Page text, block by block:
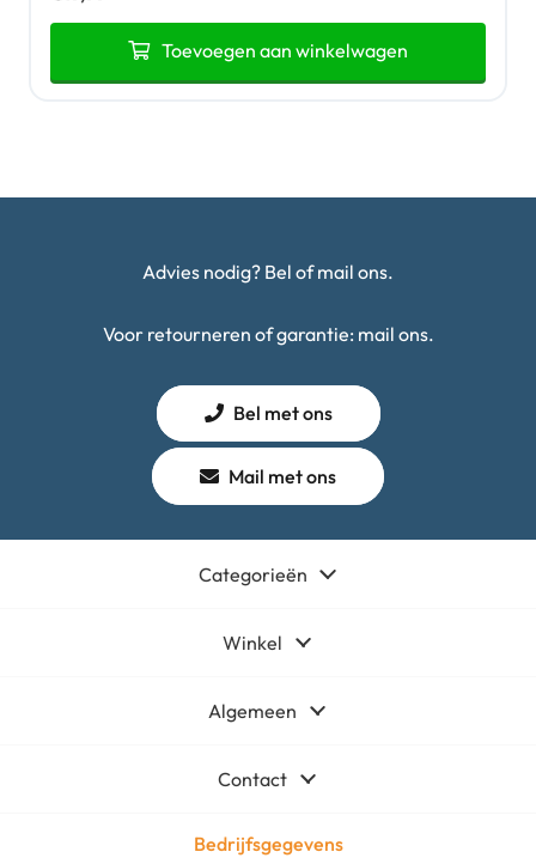
Toevoegen aan winkelwagen
Advies nodig? Bel of mail ons.
Voor retourneren of garantie: mail ons.
Bel met ons
Mail met ons
Categorieën
Winkel
Algemeen
Contact
Bedrijfsgegevens